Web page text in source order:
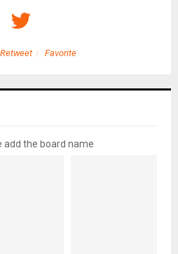
Retweet Favorite
add the board name